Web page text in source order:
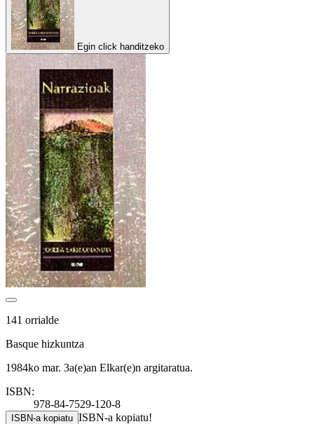
Egin click handitzeko
141 orrialde
Basque hizkuntza
1984ko mar. 3a(e)an Elkar(e)n argitaratua.
ISBN:
978-84-7529-120-8
ISBN-a kopiatu ISBN-a kopiatu!